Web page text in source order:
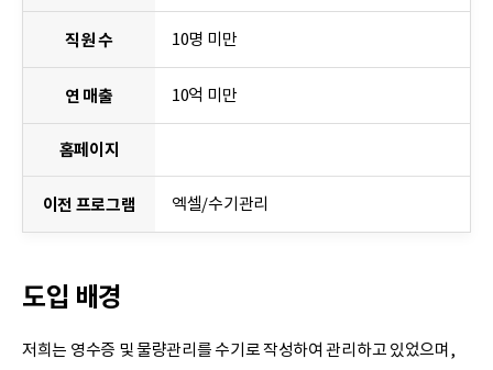
직원 수 10명 미만
연 매출 10억 미만
홈페이지
이전 프로그램 엑셀/수기관리
도입 배경
저희는 영수증 및 물량관리를 수기로 작성하여 관리하고 있었으며,